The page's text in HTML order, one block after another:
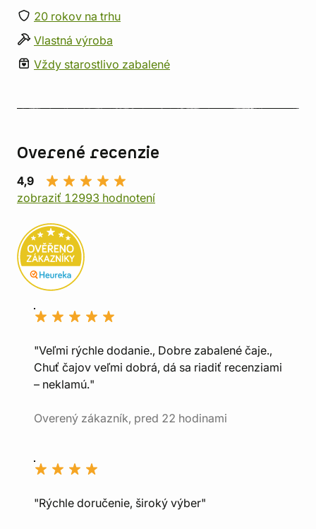
20 rokov na trhu
Vlastná výroba
Vždy starostlivo zabalené
Overené recenzie
4,9
zobraziť 12993 hodnotení
"Veľmi rýchle dodanie., Dobre zabalené čaje.,
Chuť čajov veľmi dobrá, dá sa riadiť recenziami
– neklamú."
Overený zákazník, pred 22 hodinami
"Rýchle doručenie, široký výber"